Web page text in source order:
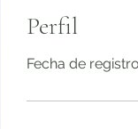
Perfil
Fecha de